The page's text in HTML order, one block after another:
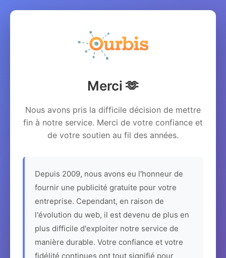
Merci 🫶
Nous avons pris la difficile décision de mettre
fin à notre service. Merci de votre confiance et
de votre soutien au fil des années.
Depuis 2009, nous avons eu l'honneur de
fournir une publicité gratuite pour votre
entreprise. Cependant, en raison de
l'évolution du web, il est devenu de plus en
plus difficile d'exploiter notre service de
manière durable. Votre confiance et votre
fidélité continues ont tout signifié pour